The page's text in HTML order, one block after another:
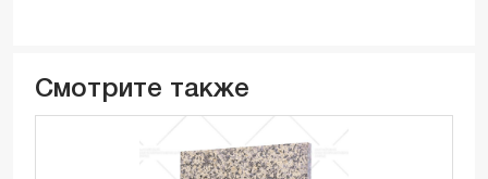
Смотрите также